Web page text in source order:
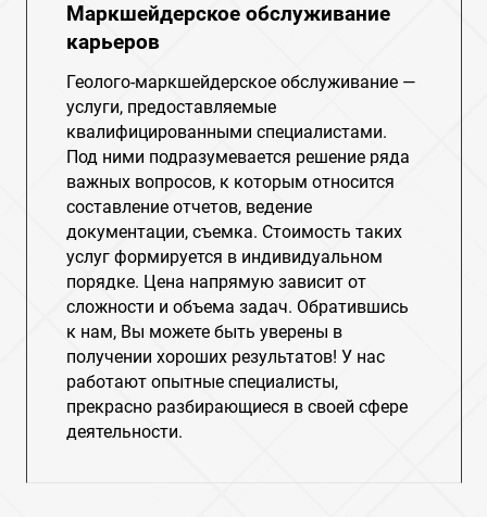
Маркшейдерское обслуживание
карьеров
Геолого-маркшейдерское обслуживание —
услуги, предоставляемые
квалифицированными специалистами.
Под ними подразумевается решение ряда
важных вопросов, к которым относится
составление отчетов, ведение
документации, съемка. Стоимость таких
услуг формируется в индивидуальном
порядке. Цена напрямую зависит от
сложности и объема задач. Обратившись
к нам, Вы можете быть уверены в
получении хороших результатов! У нас
работают опытные специалисты,
прекрасно разбирающиеся в своей сфере
деятельности.